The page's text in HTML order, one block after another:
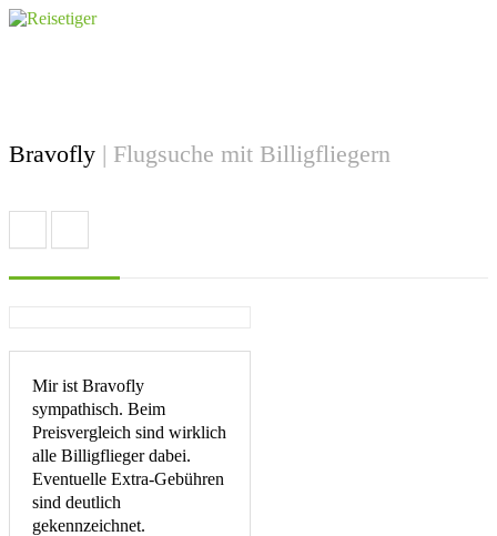
Bravofly | Flugsuche mit Billigfliegern
Mir ist Bravofly
sympathisch. Beim
Preisvergleich sind wirklich
alle Billigflieger dabei.
Eventuelle Extra-Gebühren
sind deutlich
gekennzeichnet.